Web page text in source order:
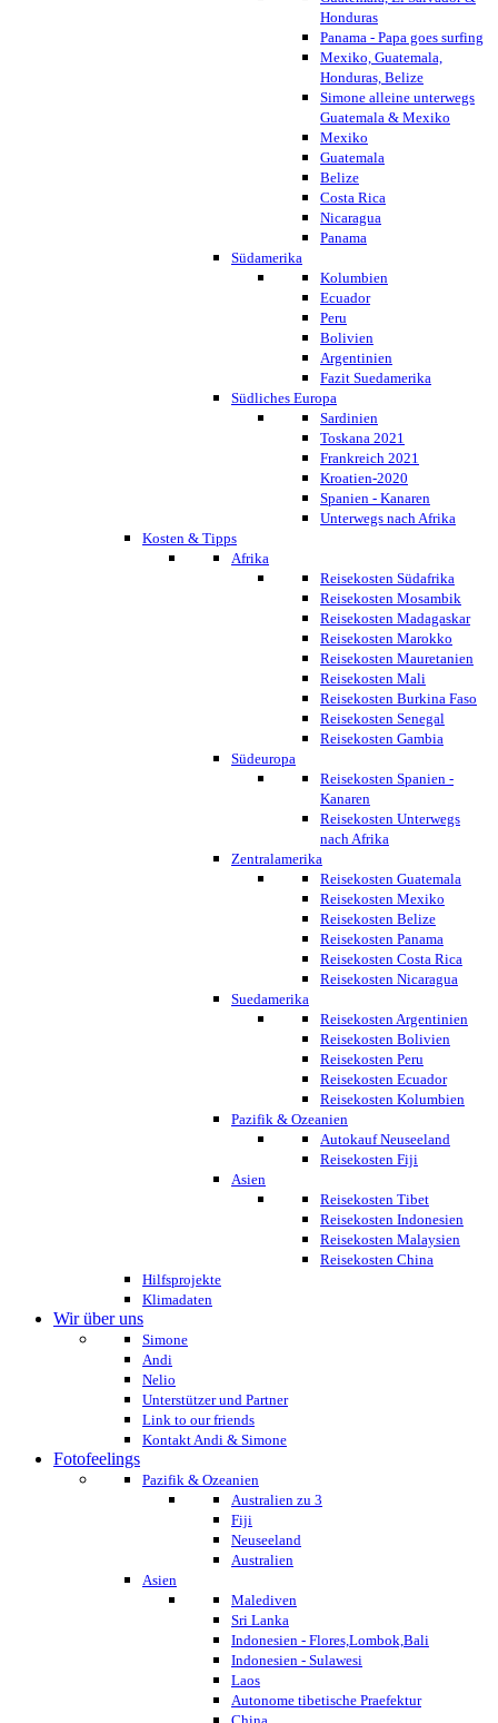
Honduras
Panama - Papa goes surfing
Mexiko, Guatemala,
Honduras, Belize
Simone alleine unterwegs
Guatemala & Mexiko
Mexiko
Guatemala
Belize
Costa Rica
Nicaragua
Panama
Südamerika
Kolumbien
Ecuador
Peru
Bolivien
Argentinien
Fazit Suedamerika
Südliches Europa
Sardinien
Toskana 2021
Frankreich 2021
Kroatien-2020
Spanien - Kanaren
Unterwegs nach Afrika
Kosten & Tipps
Afrika
Reisekosten Südafrika
Reisekosten Mosambik
Reisekosten Madagaskar
Reisekosten Marokko
Reisekosten Mauretanien
Reisekosten Mali
Reisekosten Burkina Faso
Reisekosten Senegal
Reisekosten Gambia
Südeuropa
Reisekosten Spanien -
Kanaren
Reisekosten Unterwegs
nach Afrika
Zentralamerika
Reisekosten Guatemala
Reisekosten Mexiko
Reisekosten Belize
Reisekosten Panama
Reisekosten Costa Rica
Reisekosten Nicaragua
Suedamerika
Reisekosten Argentinien
Reisekosten Bolivien
Reisekosten Peru
Reisekosten Ecuador
Reisekosten Kolumbien
Pazifik & Ozeanien
Autokauf Neuseeland
Reisekosten Fiji
Asien
Reisekosten Tibet
Reisekosten Indonesien
Reisekosten Malaysien
Reisekosten China
Hilfsprojekte
Klimadaten
Wir über uns
Simone
Andi
Nelio
Unterstützer und Partner
Link to our friends
Kontakt Andi & Simone
Fotofeelings
Pazifik & Ozeanien
Australien zu 3
Fiji
Neuseeland
Australien
Asien
Malediven
Sri Lanka
Indonesien - Flores,Lombok,Bali
Indonesien - Sulawesi
Laos
Autonome tibetische Praefektur